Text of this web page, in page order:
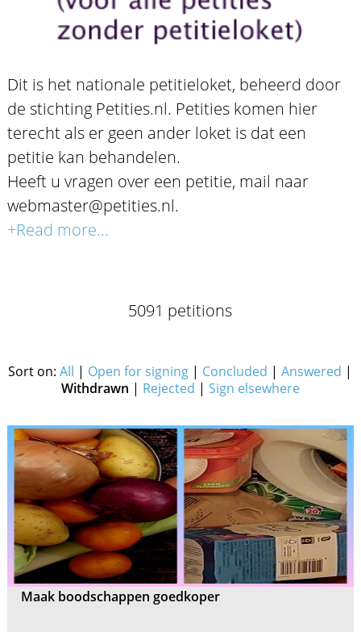
Dit is het nationale petitieloket, beheerd door
de stichting Petities.nl. Petities komen hier
terecht als er geen ander loket is dat een
petitie kan behandelen.
Heeft u vragen over een petitie, mail naar
webmaster@petities.nl.
+Read more...
5091 petitions
Sort on:All | Open for signing | Concluded |Answered |
Withdrawn | Rejected | Sign elsewhere
Maak boodschappen goedkoper